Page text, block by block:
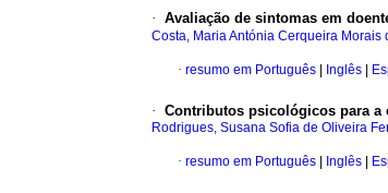
· Avaliação de sintomas em
Costa, Maria Antónia Cerqueira Morais
· resumo em Português Inglês
· Contributos psicológicos para a
Rodrigues, Susana Sofia de Oliveira
· resumo em Português Inglês